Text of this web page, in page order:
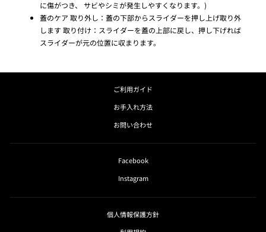
に傷がつき、 サビやシミが発生しやすくなります。)
蓋のケア 取り外し：蓋の下部からスライダーを押し上げ取り外
します 取り付け：スライダーを蓋の上部に戻し、押し下げれば
スライダーが元の位置に収まります。
ご利用ガイド
お手入れ方法
お問い合わせ
Facebook
Instagram
個人情報保護方針